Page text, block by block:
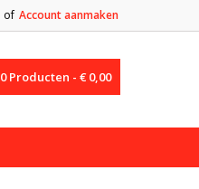
of Account aanmaken
0Producten - € 0,00